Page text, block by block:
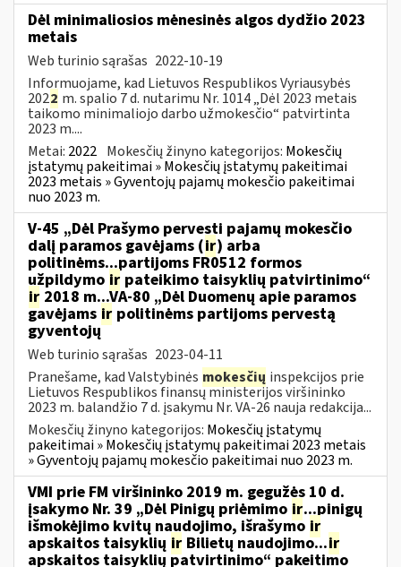
Dėl minimaliosios mėnesinės algos dydžio 2023
metais
Web turinio sąrašas 2022-10-19
Informuojame, kad Lietuvos Respublikos Vyriausybės
2022 m. spalio 7 d. nutarimu Nr. 1014 „Dėl 2023 metais
taikomo minimaliojo darbo užmokesčio“ patvirtinta
2023 m....
Metai: 2022 Mokesčių žinyno kategorijos: Mokesčių
įstatymų pakeitimai » Mokesčių įstatymų pakeitimai
2023 metais » Gyventojų pajamų mokesčio pakeitimai
nuo 2023 m.
V-45 „Dėl Prašymo pervesti pajamų mokesčio
dalį paramos gavėjams (ir) arba
politinėms...partijoms FR0512 formos
užpildymo ir pateikimo taisyklių patvirtinimo“
ir 2018 m...VA-80 „Dėl Duomenų apie paramos
gavėjams ir politinėms partijoms pervestą
gyventojų
Web turinio sąrašas 2023-04-11
Pranešame, kad Valstybinės mokesčių inspekcijos prie
Lietuvos Respublikos finansų ministerijos viršininko
2023 m. balandžio 7 d. įsakymu Nr. VA-26 nauja redakcija...
Mokesčių žinyno kategorijos: Mokesčių įstatymų
pakeitimai » Mokesčių įstatymų pakeitimai 2023 metais
» Gyventojų pajamų mokesčio pakeitimai nuo 2023 m.
VMI prie FM viršininko 2019 m. gegužės 10 d.
įsakymo Nr. 39 „Dėl Pinigų priėmimo ir...pinigų
išmokėjimo kvitų naudojimo, išrašymo ir
apskaitos taisyklių ir Bilietų naudojimo...ir
apskaitos taisyklių patvirtinimo“ pakeitimo